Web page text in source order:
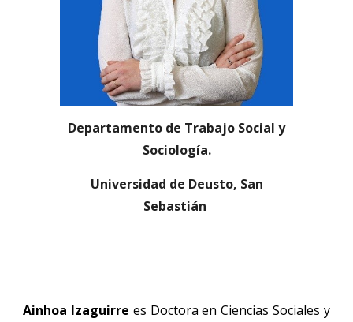
Departamento de Trabajo Social y
Sociología.
Universidad de Deusto, San
Sebastián
Ainhoa Izaguirre es Doctora en Ciencias Sociales y